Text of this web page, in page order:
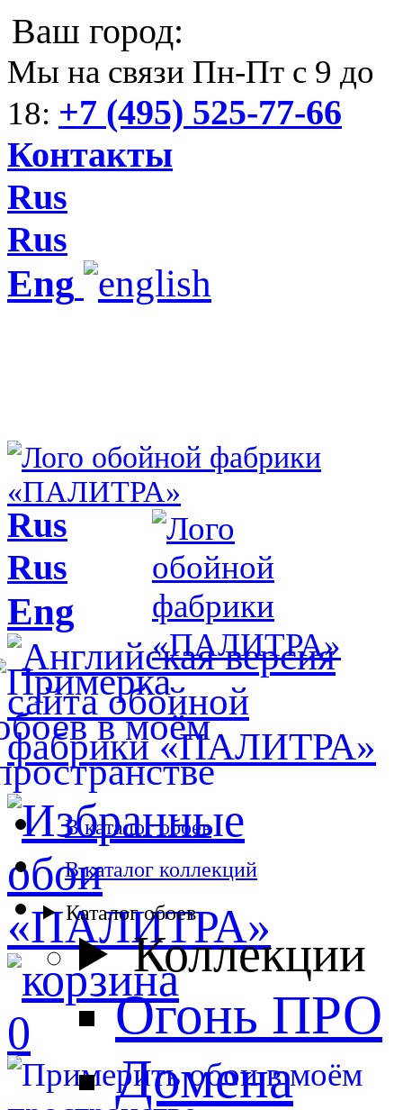
Ваш город:
Мы на связи Пн-Пт с 9 до
18: +7 (495) 525-77-66
Контакты
Rus
Rus
Eng
0
Rus
Rus
Eng
В каталог обоев
В каталог коллекций
Каталог обоев
Коллекции
Огонь ПРО
Домена